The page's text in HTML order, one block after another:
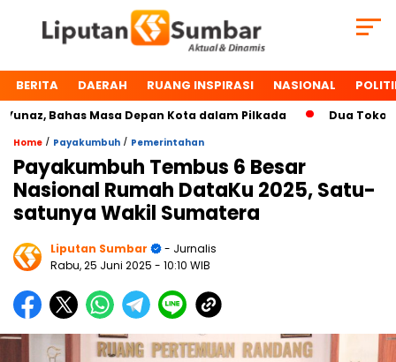
BERITA DAERAH RUANG INSPIRASI NASIONAL
Bahas Masa Depan Kota dalam Pilkada Dua Tokoh
Home / Payakumbuh / Pemerintahan
Payakumbuh Tembus 6 Besar
Nasional Rumah DataKu 2025, Satu-
satunya Wakil Sumatera
Liputan Sumbar
- Jurnalis
Rabu, 25 Juni 2025 - 10:10 WIB